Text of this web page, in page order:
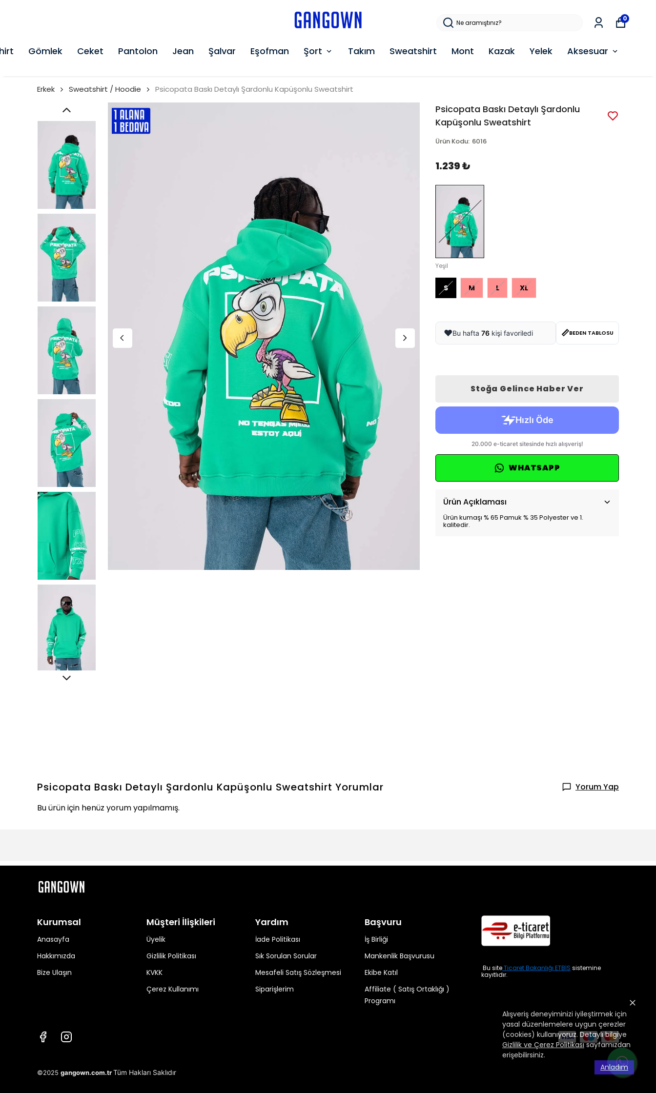
Gömlek Ceket Pantolon Jean Şalvar Eşofman Şort Takım Sweatshirt Mont Kazak Yelek Aksesuar
0
Alışveriş deneyiminizi iyileştirmek için
yasal düzenlemelere uygun çerezler
(cookies) kullanıyoruz. Detaylı bilgiye
Gizlilik ve Çerez Politikasısayfamızdan
erişebilirsiniz.
Anladım
Erkek Sweatshirt / Hoodie Psicopata Baskı Detaylı Şardonlu Kapüşonlu Sweatshirt
Psicopata Baskı Detaylı Şardonlu
Kapüşonlu Sweatshirt
Ürün Kodu: 6016
1.239 ₺
Yeşil
S M L XL
❤️Bu hafta 76 kişi favoriledi 📏BEDEN TABLOSU
Stoğa Gelince Haber Ver
WHATSAPP
Ürün Açıklaması
Ürün kumaşı % 65 Pamuk % 35 Polyester ve 1.
kalitedir.
Psicopata Baskı Detaylı Şardonlu Kapüşonlu Sweatshirt Yorumlar
Yorum Yap
Bu ürün için henüz yorum yapılmamış.
Kurumsal
Anasayfa
Hakkımızda
Bize Ulaşın
Müşteri İlişkileri
Üyelik
Gizlilik Politikası
KVKK
Çerez Kullanımı
Yardım
İade Politikası
Sık Sorulan Sorular
Mesafeli Satış Sözleşmesi
Siparişlerim
Başvuru
İş Birliği
Mankenlik Başvurusu
Ekibe Katıl
Affiliate ( Satış Ortaklığı )
Programı
Bu siteTicaret Bakanlığı ETBİS sistemine
kayıtlıdır.
©2025 gangown.com.trTüm Hakları Saklıdır